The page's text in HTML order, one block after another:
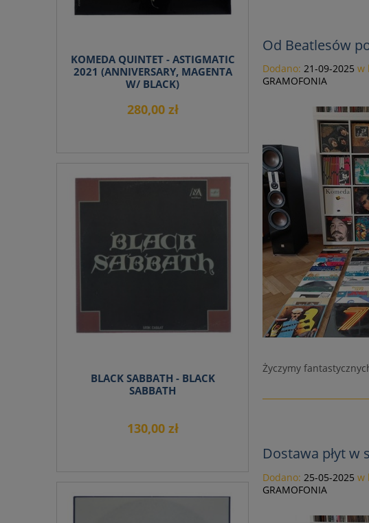
KOMEDA QUINTET - ASTIGMATIC
2021 (ANNIVERSARY, MAGENTA
W/ BLACK)
280,00 zł
BLACK SABBATH - BLACK
SABBATH
130,00 zł
Od Beatlesów
Dodano: 21-09-2025 w
GRAMOFONIA
Życzymy
Dostawa płyt w
Dodano: 25-05-2025 w
GRAMOFONIA